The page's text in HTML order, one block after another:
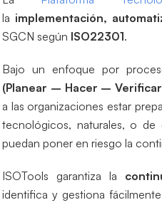
la implementación,
SGCN según ISO22301.
Bajo un enfoque por
(Planear – Hacer –
a las organizaciones estar
tecnológicos, naturales, o de
puedan poner en riesgo la
ISOTools garantiza la
identifica y gestiona